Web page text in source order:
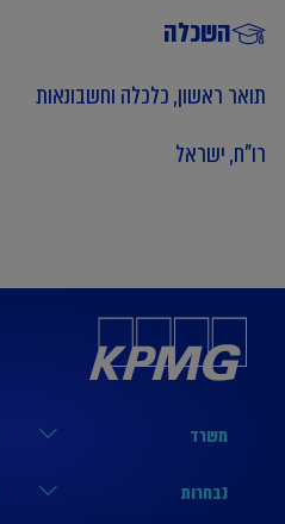
השכלה
תואר ראשון, כלכלה וחשבונאות
רו"ח, ישראל
משרד
הארבעה 17, תל אביבנבחרות